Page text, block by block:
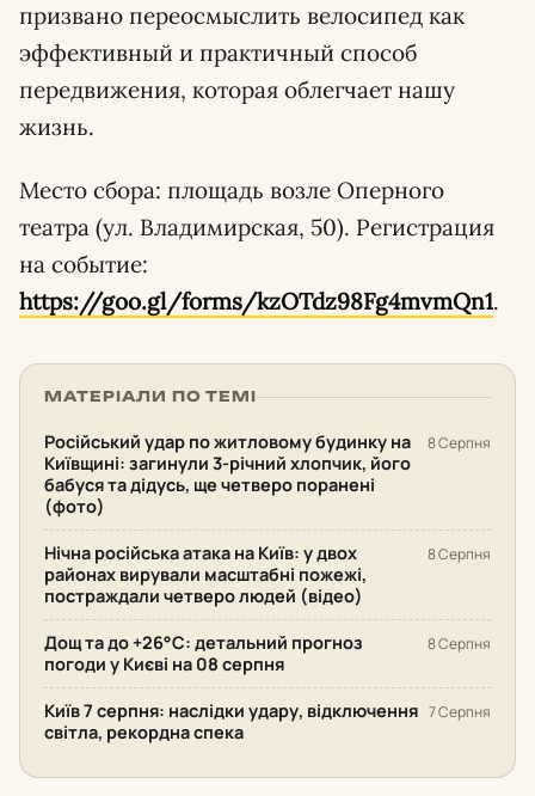
призвано переосмыслить велосипед как
эффективный и практичный способ
передвижения, которая облегчает нашу
жизнь.
Место сбора: площадь возле Оперного
театра (ул. Владимирская, 50). Регистрация
на событие:
https://goo.gl/forms/kzOTdz98Fg4mvmQn1.
МАТЕРІАЛИ ПО ТЕМІ
Російський удар по житловому будинку на
Київщині: загинули 3-річний хлопчик, його
бабуся та дідусь, ще четверо поранені
(фото)
8 Серпня
Нічна російська атака на Київ: у двох
районах вирували масштабні пожежі,
постраждали четверо людей (відео)
8 Серпня
Дощ та до +26°С: детальний прогноз
погоди у Києві на 08 серпня
8 Серпня
Київ 7 серпня: наслідки удару, відключення
світла, рекордна спека
7 Серпня